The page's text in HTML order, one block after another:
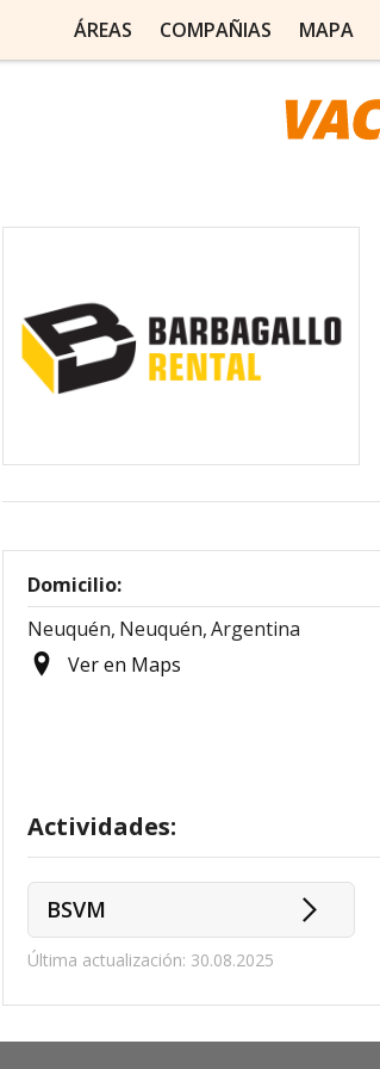
ÁREAS COMPAÑIAS MAPA
Domicilio:
Neuquén, Neuquén,Argentina
Ver en Maps
Actividades:
BSVM
Última actualización: 30.08.2025